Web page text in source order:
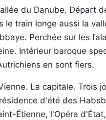
du Danube. Départ
le train longe aussi la
Perchée sur les
Intérieur baroque
en sont fiers.
La capitale. Trois
d'été des
Étienne, l'Opéra